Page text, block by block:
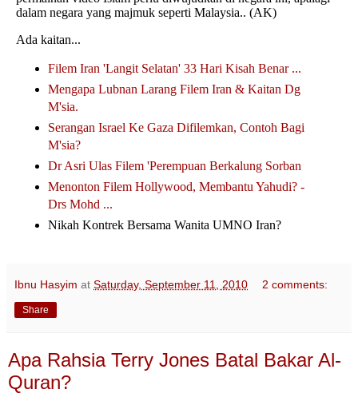
dalam negara yang majmuk seperti Malaysia.. (AK)
Ada kaitan...
Filem Iran 'Langit Selatan' 33 Hari Kisah Benar ...
Mengapa Lubnan Larang Filem Iran & Kaitan Dg
M'sia.
Serangan Israel Ke Gaza Difilemkan, Contoh Bagi
M'sia?
Dr Asri Ulas Filem 'Perempuan Berkalung Sorban
Menonton Filem Hollywood, Membantu Yahudi? -
Drs Mohd ...
Nikah Kontrek Bersama Wanita UMNO Iran?
Ibnu Hasyim at Saturday, September 11, 2010 2 comments:
Share
Apa Rahsia Terry Jones Batal Bakar Al-
Quran?